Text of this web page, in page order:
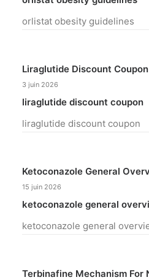
orlistat obesity guidelines
Liraglutide Discount Coupon
3 juin 2026
liraglutide discount coupon
liraglutide discount coupon
Ketoconazole General
15 juin 2026
ketoconazole general
ketoconazole general
Terbinafine Mechanism For